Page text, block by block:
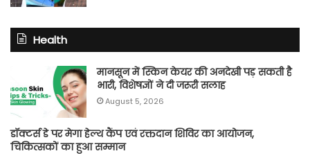
Health
मानसून में स्किन केयर की अनदेखी पड़ सकती है
भारी, विशेषज्ञों ने दी जरूरी सलाह
August 5, 2026
डॉक्टर्स डे पर मेगा हेल्थ कैंप एवं रक्तदान शिविर का आयोजन,
चिकित्सकों का हुआ सम्मान